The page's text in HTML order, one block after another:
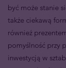
być może stanie
także ciekawą
również
pomyślność przy
inwestycją w